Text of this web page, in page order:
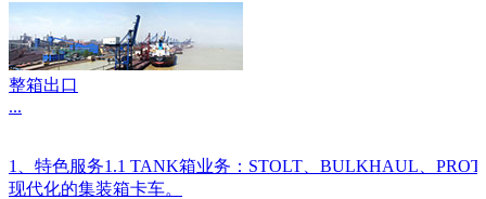
整箱出口
...
1、特色服务1.1 TANK箱业务：STOLT、BULKHAUL、
现代化的集装箱卡车。